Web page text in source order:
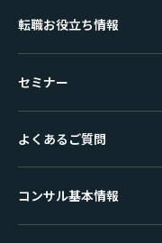
転職お役立ち情報
セミナー
よくあるご質問
コンサル基本情報